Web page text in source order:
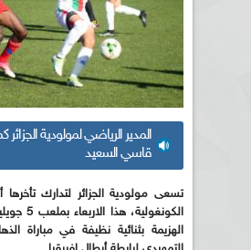
المدير الرياضي لمولودية الجزائر
قاسي السعيد
تسعى مولودية الجزائر لتدارك
الكونغولية، هذا الاربعاء بملعب 5 جويلية (سا 00ر19) بعد
الهزيمة بثنائية نظيفة في مباراة